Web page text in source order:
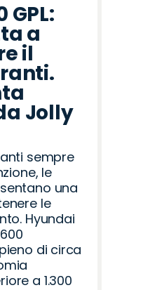
GPL:
a
il
Jolly
sempre
le
una
le
Hyundai
di circa
a 1.300